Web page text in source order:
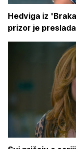
Hedviga iz
prizor je